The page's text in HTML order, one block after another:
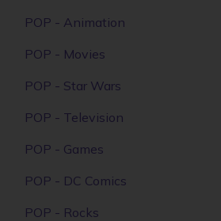
POP - Animation
POP - Movies
POP - Star Wars
POP - Television
POP - Games
POP - DC Comics
POP - Rocks